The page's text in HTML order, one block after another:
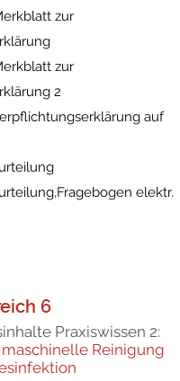
zur
zur
2
auf
elektr.
6
Praxiswissen 2:
Reinigung